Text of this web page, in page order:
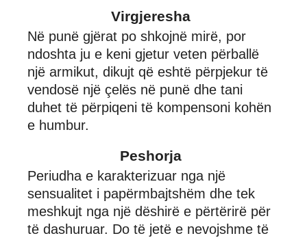
Virgjeresha
Në punë gjërat po shkojnë mirë, por
ndoshta ju e keni gjetur veten përballë
një armikut, dikujt që eshtë përpjekur të
vendosë një çelës në punë dhe tani
duhet të përpiqeni të kompensoni kohën
e humbur.
Peshorja
Periudha e karakterizuar nga një
sensualitet i papërmbajtshëm dhe tek
meshkujt nga një dëshirë e përtërirë për
të dashuruar. Do të jetë e nevojshme të